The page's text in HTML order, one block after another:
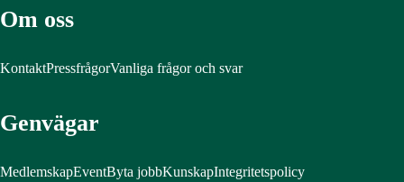
Om oss
KontaktPressfrågorVanliga frågor och svar
Genvägar
MedlemskapEventByta jobbKunskapIntegritetspolicy